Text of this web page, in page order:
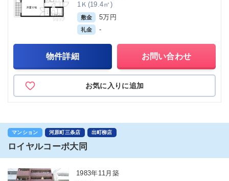
1Ｋ(19.4㎡)
敷金 5万円
礼金 -
物件詳細 お問い合わせ
お気に入りに追加
マンション 河原町三条店 出町柳店
ロイヤルコーポ大同
1983年11月築